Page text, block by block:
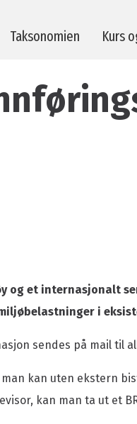
Taksonomien Kurs
av byggeprodukter
og et internasjonalt
i
sendes på mail til
kan uten ekstern
kan man ta ut et